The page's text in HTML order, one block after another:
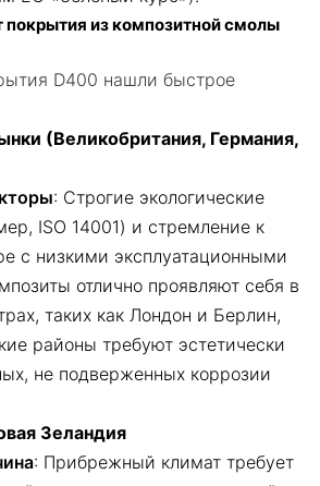
покрытия из композитной смолы
D400 нашли быстрое
(Великобритания, Германия,
: Строгие экологические
ISO 14001) и стремление к
с низкими эксплуатационными
отлично проявляют себя в
таких как Лондон и Берлин,
районы требуют эстетически
не подверженных коррозии
Зеландия
: Прибрежный климат требует